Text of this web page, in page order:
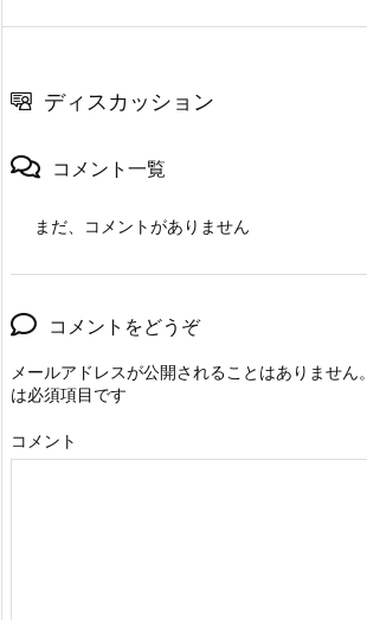
ディスカッション
コメント一覧
まだ、コメントがありません
コメントをどうぞ
メールアドレスが公開されることはありません。
は必須項目です
コメント